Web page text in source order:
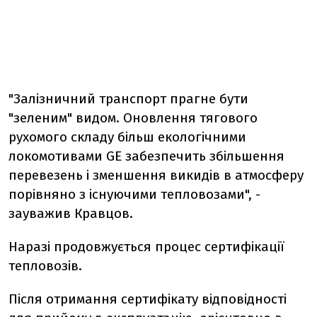
"Залізничний транспорт прагне бути
"зеленим" видом. Оновлення тягового
рухомого складу більш екологічними
локомотивами GE забезпечить збільшення
перевезень і зменшення викидів в атмосферу
порівняно з існуючими тепловозами", -
зауважив Кравцов.
Наразі продовжується процес сертифікації
тепловозів.
Після отримання сертифікату відповідності